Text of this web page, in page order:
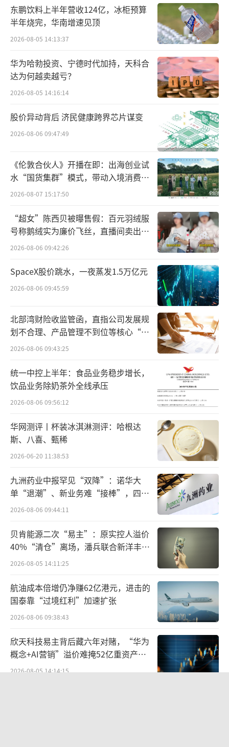
先说麦，麦指的就是麦精，它是由二棱大
麦经发芽、焙制、糖化等工艺制成，为饮料提
供独特麦芽清香。
再说乳，乳是指奶粉、奶油或者其它乳制
品，主要是给饮料赋予浓郁地奶香与蛋白质。
最后说精，精指的就是葡萄糖、饴糖、精
糊等糖类成分，主要为饮料提供甜味来源，也
是作为饮料的填充剂，甚至有些麦乳精也会含
有少量的可可粉。
把这3种主要原料按照一定耳朵比例混在一
起，再加上适量的蛋粉、柠檬酸以及多种维生
素等配料，经过真空干燥或干燥工艺处理后，
最终就会制成粉质带细小颗粒的形状，并且这
种固体的小颗粒遇水后就可以快速溶解，麦乳
精就是这么来的
为什么消失？
中国国产的第一杯麦乳精要追溯到上世纪3
0年代，而制造出它的居然是家制药厂——上海
九福制药厂。
九福制药厂的创始人黄楚九在上海滩也是
个传奇人物，他早年卖眼药、开诊所、办制药
厂，创办了中国第一个制药集团，后来又跨界
娱乐圈，创办了上海大世界。
然而1931年黄楚九过世后，他创办的不少
公司都遇到了经营困难，黄楚九女婿臧伯庸接
管的九福制药厂也不例外。
为了应对公司困境，臧伯庸将目光对准了
食品制造业。当时华福麦乳精（Ovomaltine，
阿华田的原名）在上海卖得很火，于是九福制
药厂从瑞士引进配方，于1937年研制出国产
乐口福麦乳精一上市确实卖得挺火，可没
成想，抗战和解放战争接连打响，时局一乱，
进口原料断了档，生产线跟着就拉胯了。到了1
949年，厂里穷得就剩11个人，麦乳精也濒于停
东鹏饮料上半年营收124亿，冰柜预算
半年烧完，华南增速见顶
2026-08-05 14:13:37
华为哈勃投资、宁德时代加持，天科合
达为何越卖越亏？
2026-08-05 14:16:14
股价异动背后 济民健康跨界芯片谋变
2026-08-06 09:47:49
《伦敦合伙人》开播在即：出海创业试
水“国货集群”模式，带动入境消费反
向种草
2026-08-07 15:17:50
“超女”陈西贝被曝售假：百元羽绒服
号称鹅绒实为廉价飞丝，直播间卖出超
百万元
2026-08-06 09:42:26
SpaceX股价跳水，一夜蒸发1.5万亿元
2026-08-06 09:45:59
北部湾财险收监管函，直指公司发展规
划不合理、产品管理不到位等核心“痛
点”
2026-08-06 09:43:25
统一中控上半年：食品业务稳步增长，
饮品业务除奶茶外全线承压
2026-08-06 09:56:12
华网测评丨杯装冰淇淋测评：哈根达
斯、八喜、甄稀
2026-06-20 11:38:53
九洲药业中报罕见“双降”：诺华大
单“退潮”、新业务难“接棒”，四大
难关待闯
2026-08-06 09:44:11
贝肯能源二次“易主”：原实控人溢价
40%“清仓”离场，潘兵联合新洋丰、
宏科百世拟入主
2026-08-05 14:11:25
航油成本倍增仍净赚62亿港元，进击的
国泰靠“过境红利”加速扩张
2026-08-06 09:38:43
欣天科技易主背后藏六年对赌，“华为
概念+AI营销”溢价难掩52亿重资产考
验
2026-08-05 14:14:15